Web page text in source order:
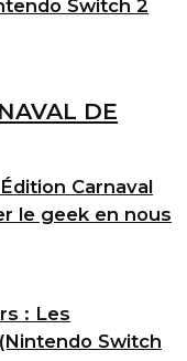
Switch 2
Carnaval
le geek en nous
: Les
Switch